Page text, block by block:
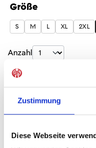
Zustimmung
Diese Webseite
Größe
auswählen
S M L XL 2XL
Produkt Anzahl:
Anzahl
Sofort verfügbar,